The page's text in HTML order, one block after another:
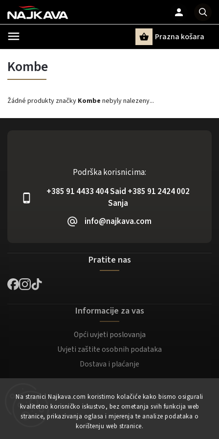
Na stranici Najkava.com koristimo kolačiće kako bismo osigurali
kvalitetno korisničko iskustvo, bez ometanja svih funkcija web
stranice, prikazivanja oglasa i mjerenja te analize podataka o
korištenju web stranice.
Prazna košara
Kombe
Žádné produkty značky Kombe nebyly nalezeny...
Podrška korisnicima:
+385 91 4433 404 Said +385 91 2424 002
Sanja
info@najkava.com
Pratite nas
Informacije za vas
Opći uvjeti poslovanja
Uvjeti zaštite osobnih podataka
Dostava i plaćanje
Moj račun
Registracija